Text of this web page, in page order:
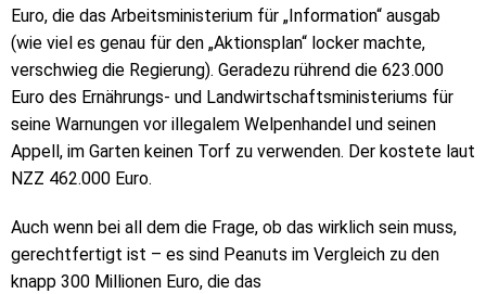
Euro, die das Arbeitsministerium für „Information“ ausgab
(wie viel es genau für den „Aktionsplan“ locker machte,
verschwieg die Regierung). Geradezu rührend die 623.000
Euro des Ernährungs- und Landwirtschaftsministeriums für
seine Warnungen vor illegalem Welpenhandel und seinen
Appell, im Garten keinen Torf zu verwenden. Der kostete laut
NZZ 462.000 Euro.
Auch wenn bei all dem die Frage, ob das wirklich sein muss,
gerechtfertigt ist – es sind Peanuts im Vergleich zu den
knapp 300 Millionen Euro, die das